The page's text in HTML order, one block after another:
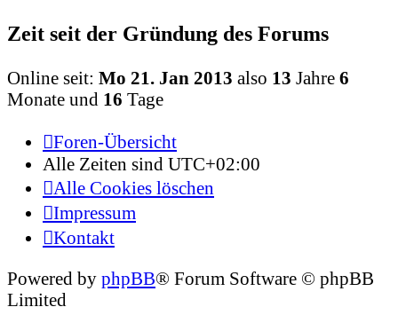
Zeit seit der Gründung des Forums
Online seit: Mo 21. Jan 2013 also 13 Jahre 6
Monate und 16 Tage
Foren-Übersicht
Alle Zeiten sind UTC+02:00
Alle Cookies löschen
Impressum
Kontakt
Powered by phpBB® Forum Software © phpBB
Limited